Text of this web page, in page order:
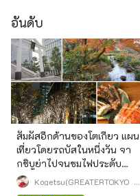
อันดับ
สัมผัสอีกด้านของโตเกียว แผน
เที่ยวโดยรถบัสในหนึ่งวัน จา
กชิบูย่าไปจนชมไฟประดับ
สถานีโตเกียว
Kogetsu(GREATERTOKYO_E